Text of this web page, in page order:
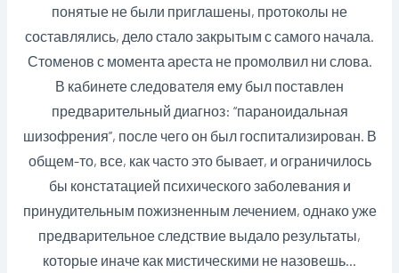
понятые не были приглашены, протоколы не
составлялись, дело стало закрытым с самого начала.
Стоменов с момента ареста не промолвил ни слова.
В кабинете следователя ему был поставлен
предварительный диагноз: “параноидальная
шизофрения”, после чего он был госпитализирован. В
общем-то, все, как часто это бывает, и ограничилось
бы констатацией психического заболевания и
принудительным пожизненным лечением, однако уже
предварительное следствие выдало результаты,
которые иначе как мистическими не назовешь…